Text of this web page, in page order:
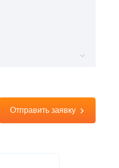
Отправить заявку